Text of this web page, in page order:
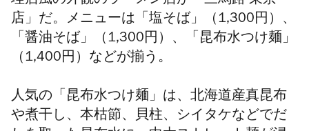
店」だ。メニューは「塩そば」（1,300円）、
「醤油そば」（1,300円）、「昆布水つけ麺」
（1,400円）などが揃う。
人気の「昆布水つけ麺」は、北海道産真昆布
や煮干し、本枯節、貝柱、シイタケなどでだ